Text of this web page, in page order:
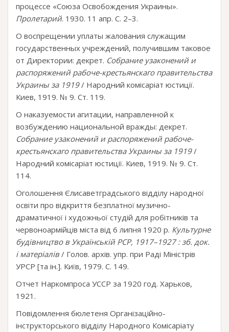
процессе «Союза Освобождения Украины».
Пролетарий. 1930. 11 апр. С. 2–3.
О воспрещении уплаты жалования служащим
государственных учреждений, получившим таковое
от Директории: декрет. Собрание узаконений и
распоряжений рабоче-крестьянскаго правительства
Украины за 1919/ Народний комісаріат юстиції.
Киев, 1919. № 9. Ст. 119.
О наказуемости агитации, направленной к
возбуждению национальной вражды: декрет.
Собрание узаконений и распоряжений рабоче-
крестьянскаго правительства Украины за 1919/
Народний комісаріат юстиції. Киев, 1919. № 9. Ст.
114.
Оголошення Єлисаветградського відділу народної
освіти про відкриття безплатної музично-
драматичної і художньої студій для робітників та
червоноармійців міста від 6 липня 1920 р. Культурне
будівництво в Українській РСР, 1917–1927 : зб. док.
і матеріалів/ Голов. архів. упр. при Раді Міністрів
УРСР [та ін.]. Київ, 1979. С. 149.
Отчет Наркомпроса УССР за 1920 год. Харьков,
1921.
Повідомлення бюлетеня Організаційно-
інструкторського відділу Народного Комісаріату